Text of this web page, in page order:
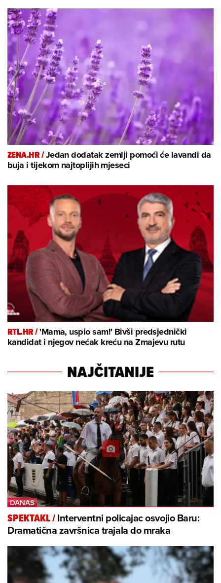
ZENA.HR /Jedan dodatak zemlji pomoći će lavandi da
buja i tijekom najtoplijih mjeseci
RTL.HR /'Mama, uspio sam!' Bivši predsjednički
kandidat i njegov nećak kreću na Zmajevu rutu
NAJČITANIJE
SPEKTAKL/Interventni policajac osvojio Baru:
Dramatična završnica trajala do mraka